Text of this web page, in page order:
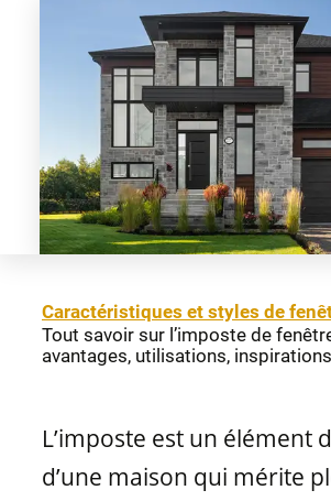
Caractéristiques et styles de
Tout savoir sur l’imposte de
avantages, utilisations,
L’imposte est un élément
d’une maison qui mérite
Portes-patio
Matériaux de portes
Fenêtres à auvent
Fenêtres à guillotine
Fenêtres coulissantes
Fenêtres fixes
Carrière
Nous joindre
Nos détaillants
Professionnels
FAQ
Plan